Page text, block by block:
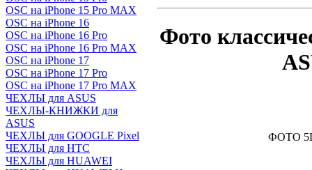
OSC на iPhone 15 Pro MAX
OSC на iPhone 16
OSC на iPhone 16 Pro
OSC на iPhone 16 Pro MAX
OSC на iPhone 17
OSC на iPhone 17 Pro
OSC на iPhone 17 Pro MAX
ЧЕХЛЫ для ASUS
ЧЕХЛЫ-КНИЖКИ для
ASUS
ЧЕХЛЫ для GOOGLE Pixel
ЧЕХЛЫ для HTC
ЧЕХЛЫ для HUAWEI
Фото
ФОТО